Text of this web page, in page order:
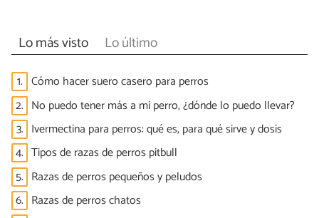
Lo más visto Lo último
1. Cómo hacer suero casero para perros
2. No puedo tener más a mi perro, ¿dónde lo puedo llevar?
3. Ivermectina para perros: qué es, para qué sirve y dosis
4. Tipos de razas de perros pitbull
5. Razas de perros pequeños y peludos
6. Razas de perros chatos